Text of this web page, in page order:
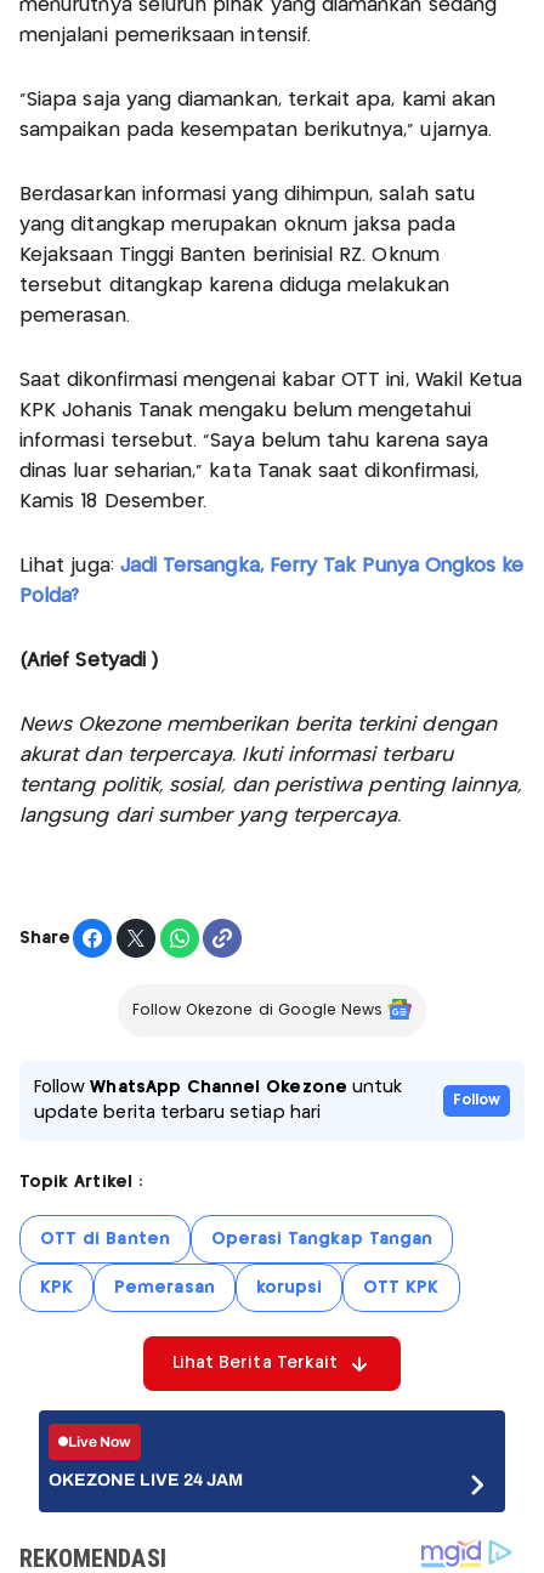
menurutnya seluruh pihak yang diamankan sedang
menjalani pemeriksaan intensif.
“Siapa saja yang diamankan, terkait apa, kami akan
sampaikan pada kesempatan berikutnya,” ujarnya.
Berdasarkan informasi yang dihimpun, salah satu
yang ditangkap merupakan oknum jaksa pada
Kejaksaan Tinggi Banten berinisial RZ. Oknum
tersebut ditangkap karena diduga melakukan
pemerasan.
Saat dikonfirmasi mengenai kabar OTT ini, Wakil Ketua
KPK Johanis Tanak mengaku belum mengetahui
informasi tersebut. “Saya belum tahu karena saya
dinas luar seharian,” kata Tanak saat dikonfirmasi,
Kamis 18 Desember.
Lihat juga: Jadi Tersangka, Ferry Tak Punya Ongkos ke
Polda?
(Arief Setyadi )
News Okezone memberikan berita terkini dengan
akurat dan terpercaya. Ikuti informasi terbaru
tentang politik, sosial, dan peristiwa penting lainnya,
langsung dari sumber yang terpercaya.
Share
Follow Okezone di Google News
FollowWhatsApp Channel Okezone untuk
update berita terbaru setiap hari
Follow
Topik Artikel :
OTT di Banten Operasi Tangkap Tangan
KPK Pemerasan korupsi OTT KPK
Lihat Berita Terkait
Live Now
OKEZONE LIVE 24 JAM